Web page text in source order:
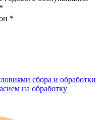
*
сбора и обработки
на обработку